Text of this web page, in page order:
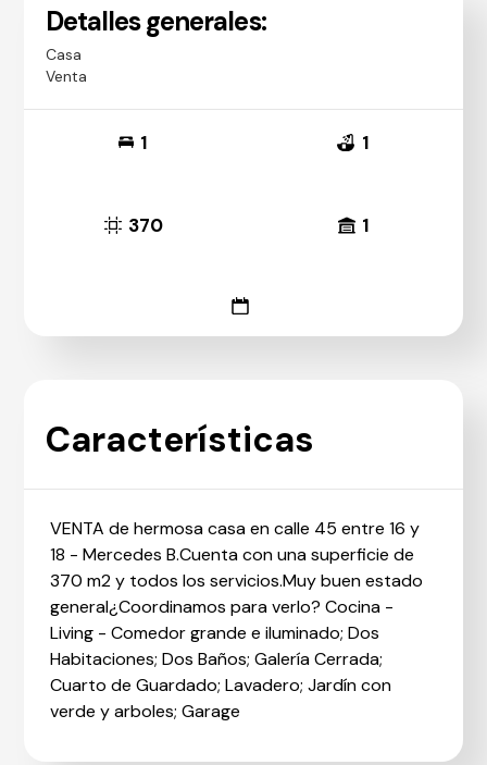
Detalles generales:
Casa
Venta
1 1
370 1
Características
VENTA de hermosa casa en calle 45 entre 16 y
18 - Mercedes B.Cuenta con una superficie de
370 m2 y todos los servicios.Muy buen estado
general¿Coordinamos para verlo? Cocina -
Living - Comedor grande e iluminado; Dos
Habitaciones; Dos Baños; Galería Cerrada;
Cuarto de Guardado; Lavadero; Jardín con
verde y arboles; Garage